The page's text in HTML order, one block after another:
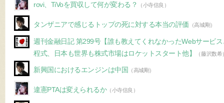
rovi、TiVoを買収して何が変わる？ （小寺信良）
タンザニアで感じるトップの死に対する本当の評価 （高城剛）
週刊金融日記 第299号【誰も教えてくれなかったWebサービ
程式、日本も世界も株式市場はロケットスタート他】
（藤沢数希
新興国におけるエンジンは中国 （高城剛）
違憲PTAは変えられるか（小寺信良）